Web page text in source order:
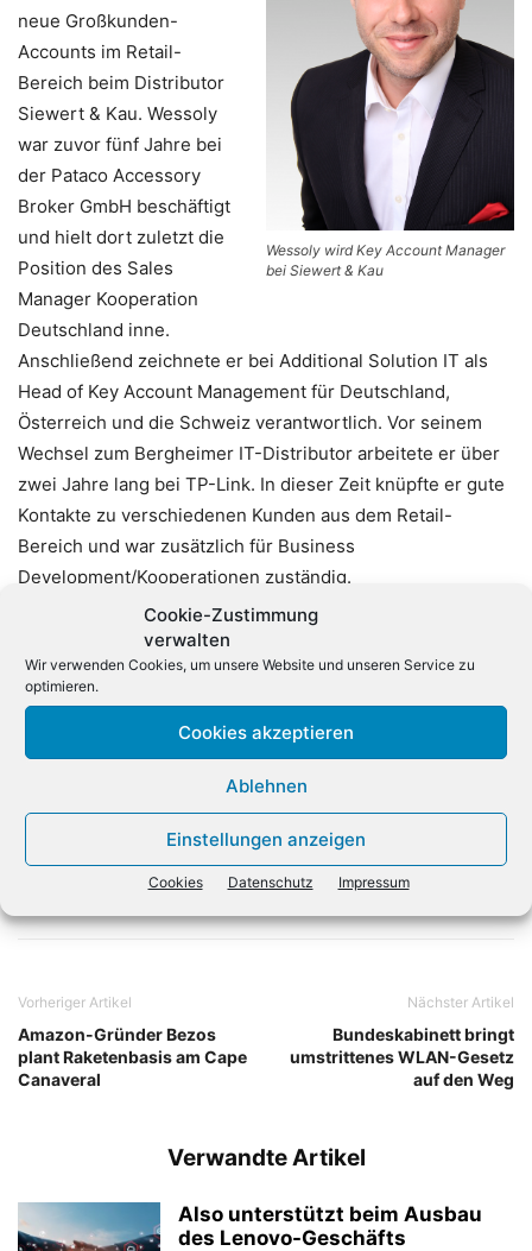
Cookie-Zustimmung
verwalten
Wir verwenden Cookies, um unsere Website und unseren Service zu
optimieren.
Cookies akzeptieren
Ablehnen
Einstellungen anzeigen
Cookies Datenschutz Impressum
Wessoly wird Key Account Manager
bei Siewert & Kau
neue Großkunden-
Accounts im Retail-
Bereich beim Distributor
Siewert & Kau. Wessoly
war zuvor fünf Jahre bei
der Pataco Accessory
Broker GmbH beschäftigt
und hielt dort zuletzt die
Position des Sales
Manager Kooperation
Deutschland inne.
Anschließend zeichnete er bei Additional Solution IT als
Head of Key Account Management für Deutschland,
Österreich und die Schweiz verantwortlich. Vor seinem
Wechsel zum Bergheimer IT-Distributor arbeitete er über
zwei Jahre lang bei TP-Link. In dieser Zeit knüpfte er gute
Kontakte zu verschiedenen Kunden aus dem Retail-
Bereich und war zusätzlich für Business
Development/Kooperationen zuständig.
Ab sofort soll Wessoly bei Siewert & Kau für die Akquise
von Flächenmärkten und Elektronikketten verantwortlich
sein. Hinzu komme die Betreuung bestehender Kunden
wie beispielsweise Metro, E.P., Real, Markant, MSD, Expert
und Euronics. Neben Oliver Wessoly hat der Grossist sein
Vertriebsteam um weitere 20 Mitarbeiter ausgebaut.
Vorheriger Artikel
Amazon-Gründer Bezos
plant Raketenbasis am Cape
Canaveral
Nächster Artikel
Bundeskabinett bringt
umstrittenes WLAN-Gesetz
auf den Weg
Verwandte Artikel
Also unterstützt beim Ausbau
des Lenovo-Geschäfts